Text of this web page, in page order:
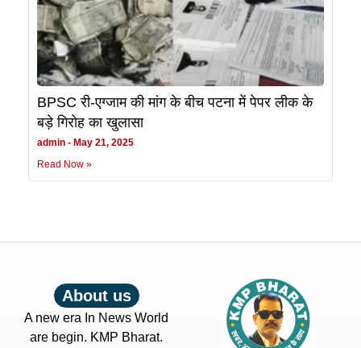
BPSC री-एग्जाम की मांग के बीच पटना में पेपर लीक के
बड़े गिरोह का खुलासा
admin
May 21, 2025
Read Now »
About us
A new era In News World
are begin. KMP Bharat.